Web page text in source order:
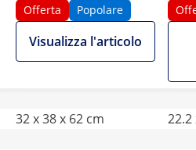
Funzione di avviamento
- 12/24 V - 100 A -
Compatto
Offerta Popolare
Visualizza l'articolo
12/
32 x 38 x 62 cm
22.2